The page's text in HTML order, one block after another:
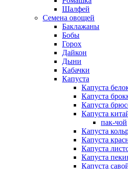
Шалфей
Семена овощей
Баклажаны
Бобы
Горох
Дайкон
Дыни
Кабачки
Капуста
Капуста
Капуста
Капуста
Капуста
пак-чой
Капуста
Капуста
Капуста
Капуста
Капуста